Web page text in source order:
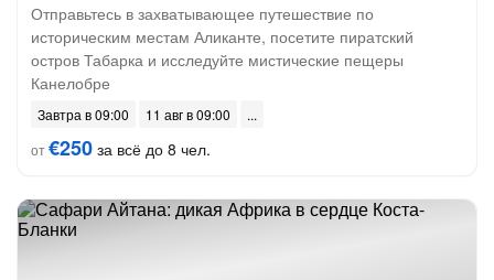
Отправьтесь в захватывающее путешествие по
историческим местам Аликанте, посетите пиратский
остров Табарка и исследуйте мистические пещеры
Канелобре
Завтра в 09:00
11 авг в 09:00
от€250 за всё до 8 чел.